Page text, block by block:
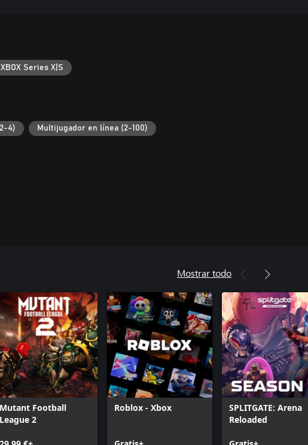
XBOX Series X|S
4) Multijugador en línea (2-100)
Mostrar todo
Mutant Football
League 2
Roblox - Xbox
SPLITGATE: Arena
Reloaded